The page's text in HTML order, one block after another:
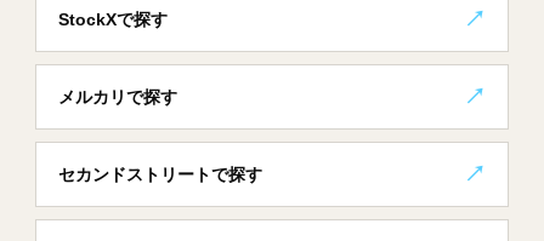
StockXで探す
メルカリで探す
セカンドストリートで探す